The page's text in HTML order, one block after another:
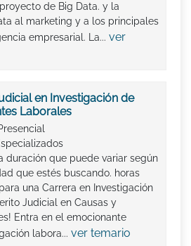
de Big Data. y la
al marketing y a los principales
empresarial. La... ver
en Investigación de
Laborales
duración que puede variar según
que estés buscando. horas
una Carrera en Investigación
Judicial en Causas y
Entra en el emocionante
labora... ver temario